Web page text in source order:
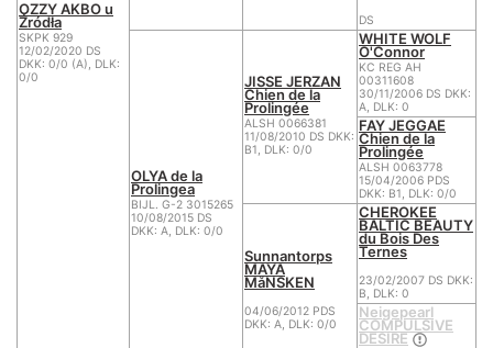
OZZY AKBO u
Źródła
SKPK 929
12/02/2020 DS
DKK: 0/0 (A), DLK:
0/0
DS
OLYA de la
Prolingea
BIJL. G-2 3015265
10/08/2015 DS
DKK: A, DLK: 0/0
JISSE JERZAN
Chien de la
Prolingée
ALSH 0066381
11/08/2010 DS DKK:
B1, DLK: 0/0
WHITE WOLF
O'Connor
KC REG AH
00311608
30/11/2006 DS DKK:
A, DLK: 0
FAY JEGGAE
Chien de la
Prolingée
ALSH 0063778
15/04/2006 PDS
DKK: B1, DLK: 0/0
Sunnantorps
MAYA
MåNSKEN
04/06/2012 PDS
DKK: A, DLK: 0/0
CHEROKEE
BALTIC BEAUTY
du Bois Des
Ternes
23/02/2007 DS DKK:
B, DLK: 0
Neigepearl
COMPULSIVE
DESIRE